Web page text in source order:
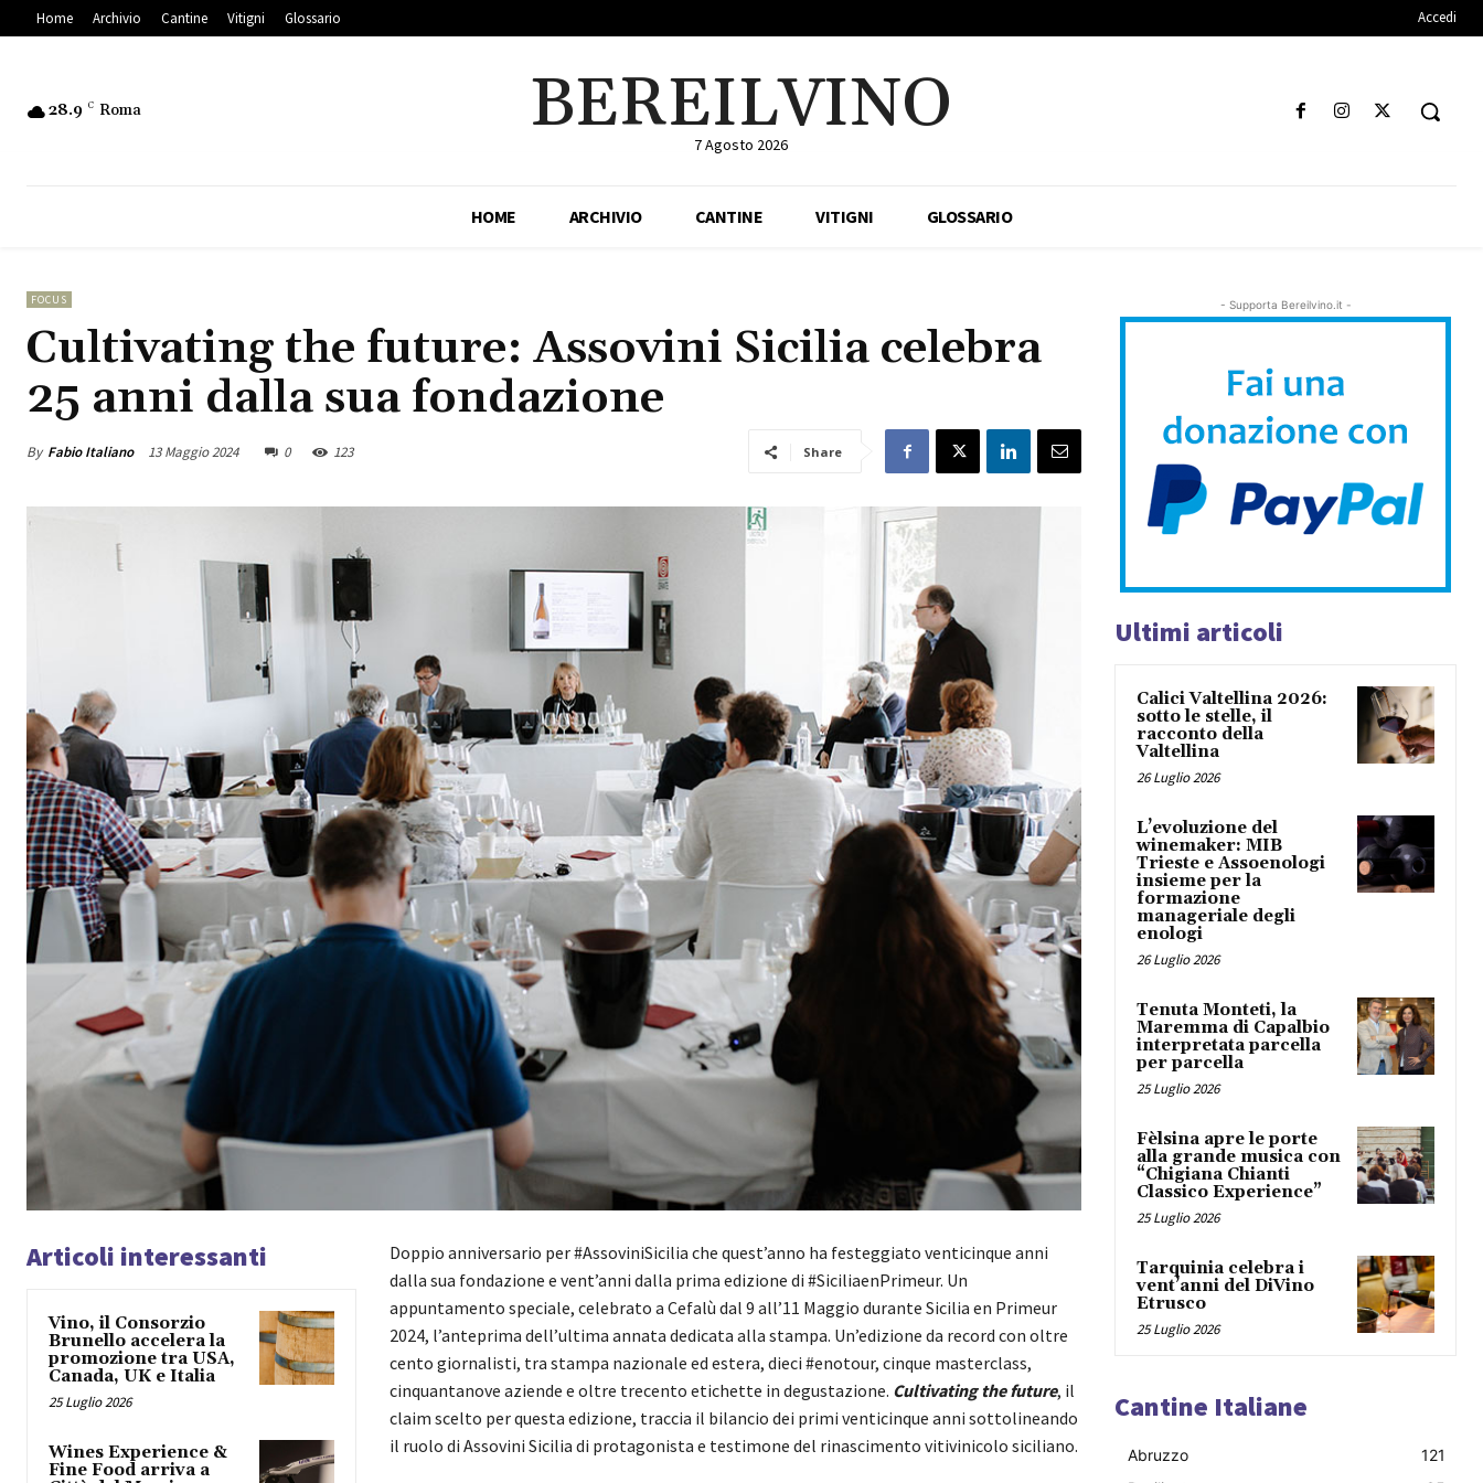
Home Archivio Cantine Vitigni Glossario Accedi
28.9 C Roma BEREILVINO
7 Agosto 2026
HOME ARCHIVIO CANTINE VITIGNI GLOSSARIO
FOCUS
Cultivating the future: Assovini Sicilia celebra
25 anni dalla sua fondazione
By Fabio Italiano 13 Maggio 2024 0 123 Share
Articoli interessanti
Vino, il Consorzio
Brunello accelera la
promozione tra USA,
Canada, UK e Italia
25 Luglio 2026
Wines Experience &
Fine Food arriva a
Doppio anniversario per #AssoviniSicilia che quest’anno ha festeggiato venticinque anni
dalla sua fondazione e vent’anni dalla prima edizione di #SiciliaenPrimeur. Un
appuntamento speciale, celebrato a Cefalù dal 9 all’11 Maggio durante Sicilia en Primeur
2024, l’anteprima dell’ultima annata dedicata alla stampa. Un’edizione da record con oltre
cento giornalisti, tra stampa nazionale ed estera, dieci #enotour, cinque masterclass,
cinquantanove aziende e oltre trecento etichette in degustazione. Cultivating the future, il
claim scelto per questa edizione, traccia il bilancio dei primi venticinque anni sottolineando
il ruolo di Assovini Sicilia di protagonista e testimone del rinascimento vitivinicolo siciliano.
- Supporta Bereilvino.it -
Ultimi articoli
Calici Valtellina 2026:
sotto le stelle, il
racconto della
Valtellina
26 Luglio 2026
L’evoluzione del
winemaker: MIB
Trieste e Assoenologi
insieme per la
formazione
manageriale degli
enologi
26 Luglio 2026
Tenuta Monteti, la
Maremma di Capalbio
interpretata parcella
per parcella
25 Luglio 2026
Fèlsina apre le porte
alla grande musica con
“Chigiana Chianti
Classico Experience”
25 Luglio 2026
Tarquinia celebra i
vent’anni del DiVino
Etrusco
25 Luglio 2026
Cantine Italiane
Abruzzo
121